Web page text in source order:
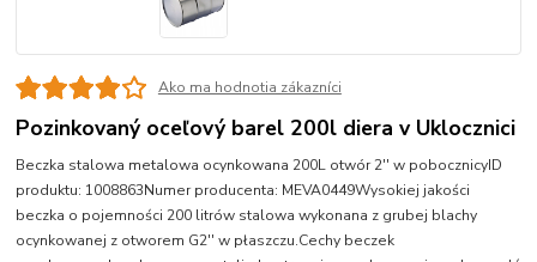
Ako ma hodnotia zákazníci
Pozinkovaný oceľový barel 200l diera v Uklocznici
Beczka stalowa metalowa ocynkowana 200L otwór 2'' w pobocznicyID
produktu: 1008863Numer producenta: MEVA0449Wysokiej jakości
beczka o pojemności 200 litrów stalowa wykonana z grubej blachy
ocynkowanej z otworem G2'' w płaszczu.Cechy beczek